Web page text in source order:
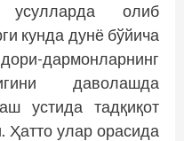
усулларда олиб
кунда дунё бўйича
дармонларнинг
даволашда
устида тадқиқот
Ҳатто улар орасида